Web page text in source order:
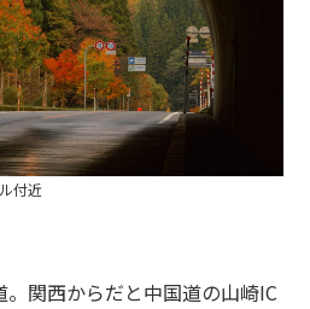
付近
関西からだと中国道の山崎IC